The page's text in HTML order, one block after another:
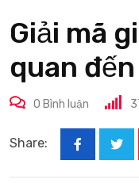
Giải mã
quan đến
0 Bình luận
Share: